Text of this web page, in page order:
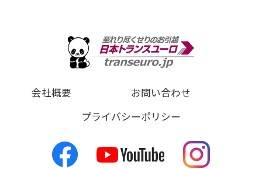
会社概要
お問い合わせ
プライバシーポリシー